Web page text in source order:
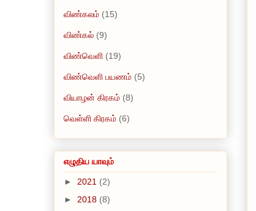
விண்கலம் (15)
விண்கல் (9)
விண்வெளி (19)
விண்வெளி பயணம் (5)
வியாழன் கிரகம் (8)
வெள்ளி கிரகம் (6)
எழுதிய யாவும்
► 2021 (2)
► 2018 (8)